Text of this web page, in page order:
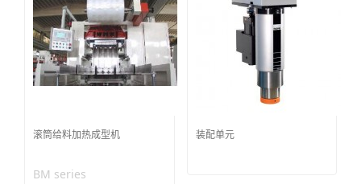
滚筒给料加热成型机
BM series
装配单元